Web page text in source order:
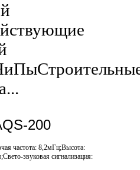
200
частота: 8,2мГц;Высота:
звуковая сигнализация: